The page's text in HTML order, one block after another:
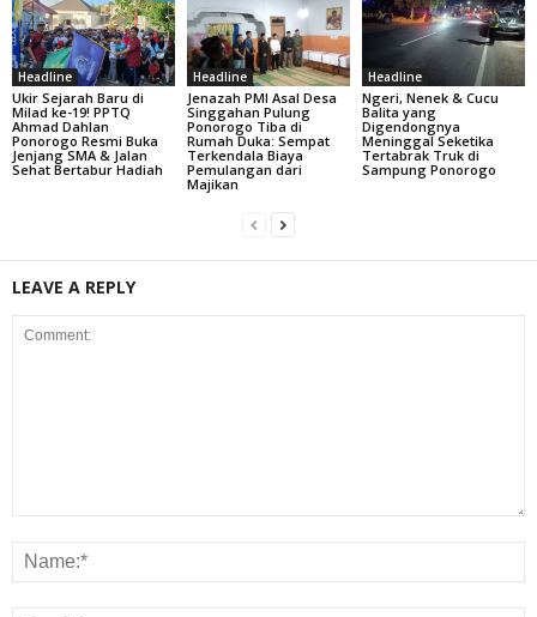
Headline
Ukir Sejarah Baru di
Milad ke-19! PPTQ
Ahmad Dahlan
Ponorogo Resmi Buka
Jenjang SMA & Jalan
Sehat Bertabur Hadiah
Headline
Jenazah PMI Asal Desa
Singgahan Pulung
Ponorogo Tiba di
Rumah Duka: Sempat
Terkendala Biaya
Pemulangan dari
Majikan
Headline
Ngeri, Nenek & Cucu
Balita yang
Digendongnya
Meninggal Seketika
Tertabrak Truk di
Sampung Ponorogo
LEAVE A REPLY